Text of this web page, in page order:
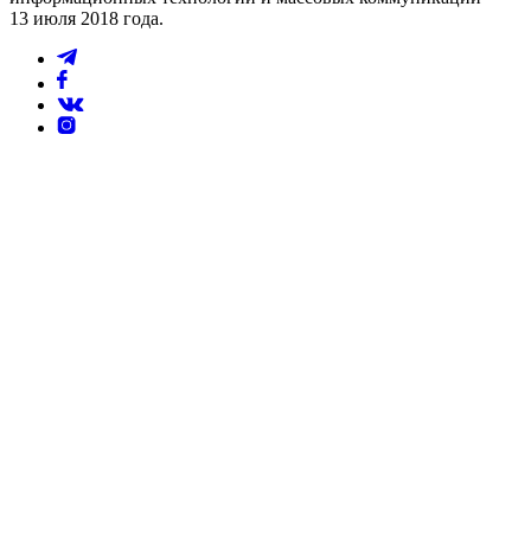
13 июля 2018 года.